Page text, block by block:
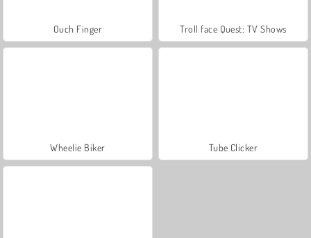
Ouch Finger Troll face Quest: TV Shows
Wheelie Biker Tube Clicker